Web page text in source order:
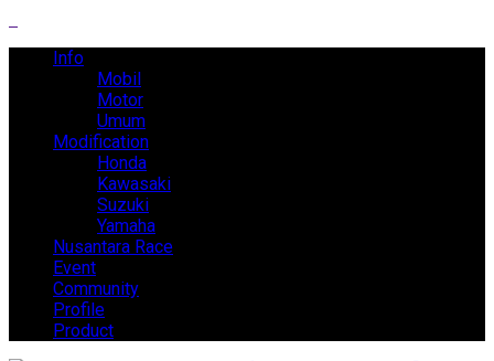
Info
Mobil
Motor
Umum
Modification
Honda
Kawasaki
Suzuki
Yamaha
Nusantara Race
Event
Community
Profile
Product